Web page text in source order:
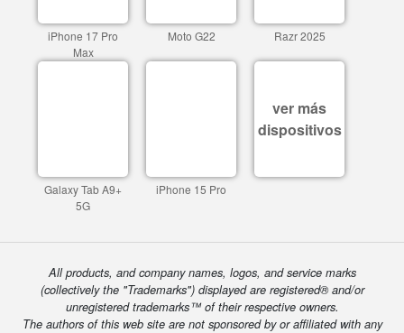
iPhone 17 Pro
Max
Moto G22 Razr 2025
Galaxy Tab A9+
5G
iPhone 15 Pro
ver más
dispositivos
All products, and company names, logos, and service marks
(collectively the "Trademarks") displayed are registered® and/or
unregistered trademarks™ of their respective owners.
The authors of this web site are not sponsored by or affiliated with any